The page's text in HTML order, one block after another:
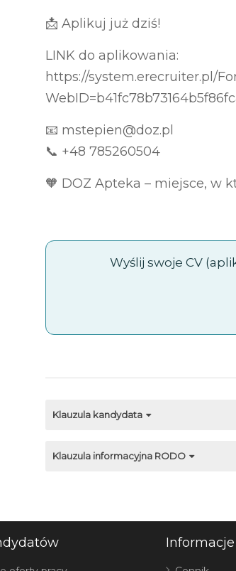
📩 Aplikuj już dziś!
LINK do aplikowania:
https://system.erecruiter.pl/
📧 mstepien@doz.pl
📞 +48 785260504
🧡 DOZ Apteka – miejsce, w
Wyślij swoje CV
Klauzula kandydata
Klauzula informacyjna RODO
Informacje